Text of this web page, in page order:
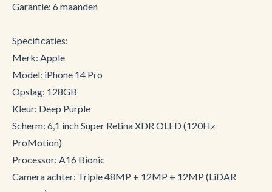
Garantie: 6 maanden
Specificaties:
Merk: Apple
Model: iPhone 14 Pro
Opslag: 128GB
Kleur: Deep Purple
Scherm: 6,1 inch Super Retina XDR OLED (120Hz
ProMotion)
Processor: A16 Bionic
Camera achter: Triple 48MP + 12MP + 12MP (LiDAR